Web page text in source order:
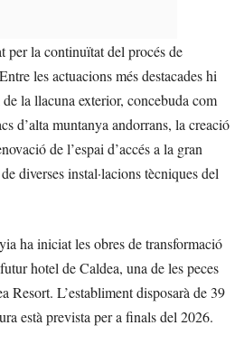
per la continuïtat del procés de
les actuacions més destacades hi
la llacuna exterior, concebuda com
d’alta muntanya andorrans, la creació
de l’espai d’accés a la gran
diverses instal·lacions tècniques del
ha iniciat les obres de transformació
hotel de Caldea, una de les peces
Resort. L’establiment disposarà de 39
està prevista per a finals del 2026.